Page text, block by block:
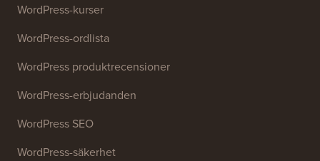
WordPress-kurser
WordPress-ordlista
WordPress produktrecensioner
WordPress-erbjudanden
WordPress SEO
WordPress-säkerhet